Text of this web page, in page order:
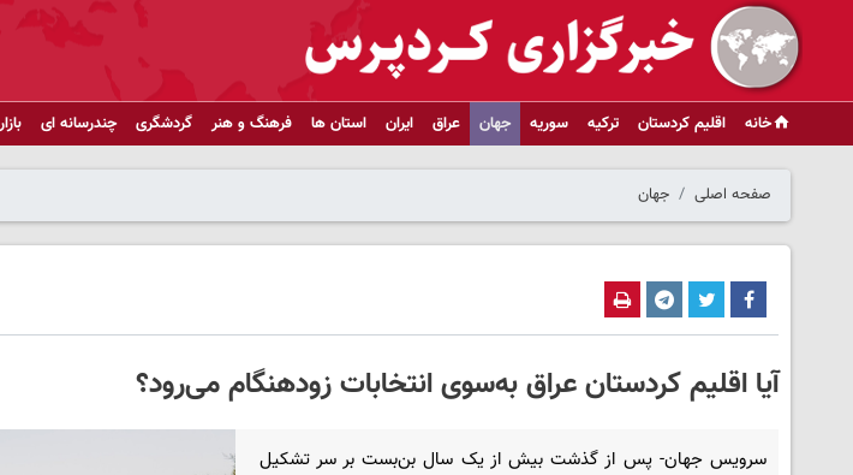
خانه اقلیم کردستان ترکیه سوریه جهان عراق ایران استان ها فرهنگ و هنر گردشگری چندرسانه ای
صفحه اصلی جهان
آیا اقلیم کردستان عراق به‌سوی انتخابات زودهنگام می‌رود؟
سرویس جهان- پس از گذشت بیش از یک سال بن‌بست بر سر تشکیل